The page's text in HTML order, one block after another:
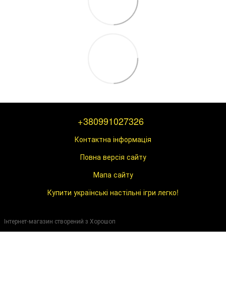
+380991027326
Контактна інформація
Повна версія сайту
Мапа сайту
Купити українські настільні ігри легко!
Інтернет-магазин створений з Хорошоп